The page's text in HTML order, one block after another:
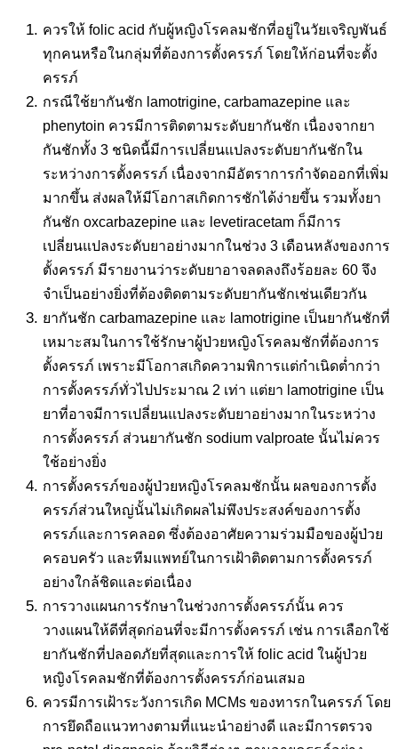
ควรให้ folic acid กับผู้หญิงโรคลมชักที่อยู่ในวัยเจริญพันธ์
ทุกคนหรือในกลุ่มที่ต้องการตั้งครรภ์ โดยให้ก่อนที่จะตั้ง
ครรภ์
กรณีใช้ยากันชัก lamotrigine, carbamazepine และ
phenytoin ควรมีการติดตามระดับยากันชัก เนื่องจากยา
กันชักทั้ง 3 ชนิดนี้มีการเปลี่ยนแปลงระดับยากันชักใน
ระหว่างการตั้งครรภ์ เนื่องจากมีอัตราการกำจัดออกที่เพิ่ม
มากขึ้น ส่งผลให้มีโอกาสเกิดการชักได้ง่ายขึ้น รวมทั้งยา
กันชัก oxcarbazepine และ levetiracetam ก็มีการ
เปลี่ยนแปลงระดับยาอย่างมากในช่วง 3 เดือนหลังของการ
ตั้งครรภ์ มีรายงานว่าระดับยาอาจลดลงถึงร้อยละ 60 จึง
จำเป็นอย่างยิ่งที่ต้องติดตามระดับยากันชักเช่นเดียวกัน
ยากันชัก carbamazepine และ lamotrigine เป็นยากันชักที่
เหมาะสมในการใช้รักษาผู้ป่วยหญิงโรคลมชักที่ต้องการ
ตั้งครรภ์ เพราะมีโอกาสเกิดความพิการแต่กำเนิดต่ำกว่า
การตั้งครรภ์ทั่วไปประมาณ 2 เท่า แต่ยา lamotrigine เป็น
ยาที่อาจมีการเปลี่ยนแปลงระดับยาอย่างมากในระหว่าง
การตั้งครรภ์ ส่วนยากันชัก sodium valproate นั้นไม่ควร
ใช้อย่างยิ่ง
การตั้งครรภ์ของผู้ป่วยหญิงโรคลมชักนั้น ผลของการตั้ง
ครรภ์ส่วนใหญ่นั้นไม่เกิดผลไม่พึงประสงค์ของการตั้ง
ครรภ์และการคลอด ซึ่งต้องอาศัยความร่วมมือของผู้ป่วย
ครอบครัว และทีมแพทย์ในการเฝ้าติดตามการตั้งครรภ์
อย่างใกล้ชิดและต่อเนื่อง
การวางแผนการรักษาในช่วงการตั้งครรภ์นั้น ควร
วางแผนให้ดีที่สุดก่อนที่จะมีการตั้งครรภ์ เช่น การเลือกใช้
ยากันชักที่ปลอดภัยที่สุดและการให้ folic acid ในผู้ป่วย
หญิงโรคลมชักที่ต้องการตั้งครรภ์ก่อนเสมอ
ควรมีการเฝ้าระวังการเกิด MCMs ของทารกในครรภ์ โดย
การยึดถือแนวทางตามที่แนะนำอย่างดี และมีการตรวจ